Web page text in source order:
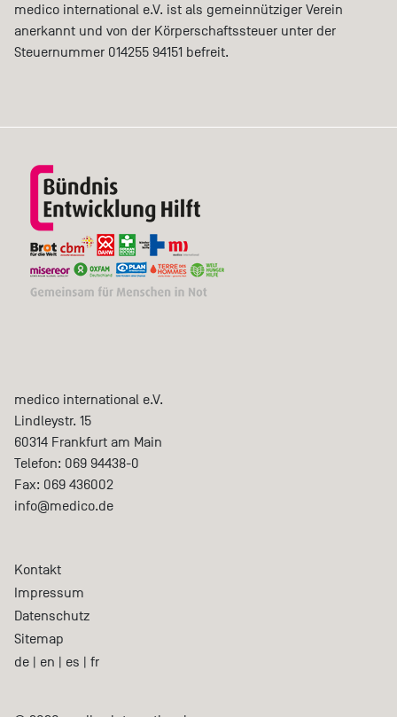
medico international e.V. ist als gemeinnütziger Verein
anerkannt und von der Körperschaftssteuer unter der
Steuernummer 014255 94151 befreit.
medico international e.V.
Lindleystr. 15
60314 Frankfurt am Main
Telefon: 069 94438-0
Fax: 069 436002
info@medico.de
Kontakt
Impressum
Datenschutz
Sitemap
de | en | es | fr